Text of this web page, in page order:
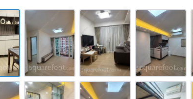
园一期(栢慧豪园) 售盘 2 房 , 1 浴室 498 平方尺
园一期(栢慧豪园) 售盘 2 房 , 1 浴室 498 平方尺
豪园一期(栢慧豪园) 售盘 2 房 , 1 浴室 498 平方尺
园一期(栢慧豪园) 售盘 2 房 , 1 浴室 498 平方尺
园一期(栢慧豪园) 售盘 2 房 , 1 浴室 498 平方尺
豪园一期(栢慧豪园) 售盘 2 房 , 1 浴室 498 平方尺
栢慧豪园一期(栢慧豪园) 售盘 2 房 , 1 浴室 498
尺